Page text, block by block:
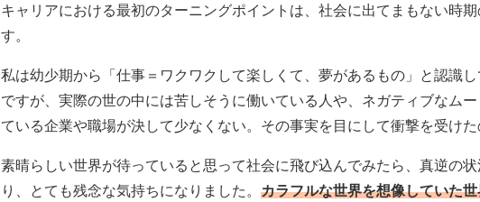
キャリアにおける最初のターニングポイントは、社会に出てまもない時
す。
私は幼少期から「仕事＝ワクワクして楽しくて、夢があるもの」と認識
ですが、実際の世の中には苦しそうに働いている人や、ネガティブなムー
ている企業や職場が決して少なくない。その事実を目にして衝撃を受けた
素晴らしい世界が待っていると思って社会に飛び込んでみたら、真逆の状
り、とても残念な気持ちになりました。 カラフルな世界を想像していた